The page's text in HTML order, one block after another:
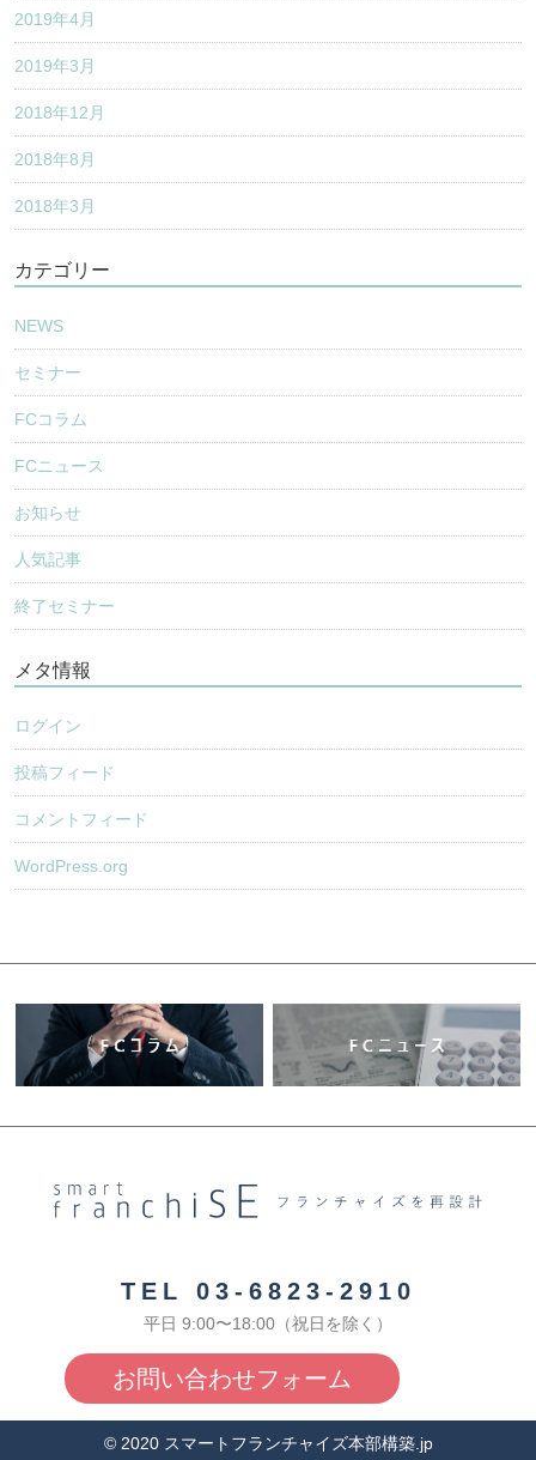
2019年4月
2019年3月
2018年12月
2018年8月
2018年3月
カテゴリー
NEWS
セミナー
FCコラム
FCニュース
お知らせ
人気記事
終了セミナー
メタ情報
ログイン
投稿フィード
コメントフィード
WordPress.org
TEL 03-6823-2910
平日 9:00〜18:00（祝日を除く）
お問い合わせフォーム
© 2020 スマートフランチャイズ本部構築.jp